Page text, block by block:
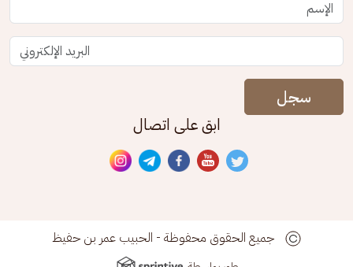
سجل
ابق على اتصال
جميع الحقوق محفوظة - الحبيب عمر بن حفيظ